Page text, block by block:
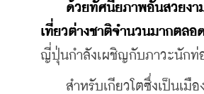
ด้วยทัศนียภาพอันสวยงา
เที่ยวต่างชาติจำนวนมากตลอ
ญี่ปุ่นกำลังเผชิญกับภาวะนักท่
สำหรับเกียวโตซึ่งเป็นเมือ